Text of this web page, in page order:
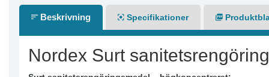
Beskrivning Specifikationer
Nordex Surt